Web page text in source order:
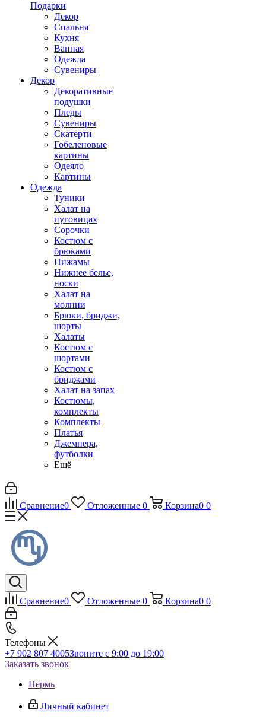
Подарки
Декор
Спальня
Кухня
Ванная
Одежда
Сувениры
Декор
Декоративные
подушки
Пледы
Сувениры
Скатерти
Гобеленовые
картины
Одеяло
Картины
Одежда
Туники
Халат на
пуговицах
Сорочки
Костюм с
брюками
Пижамы
Нижнее белье,
носки
Халат на
молнии
Брюки, бриджи,
шорты
Халаты
Костюм с
шортами
Костюм с
бриджами
Халат на запах
Костюмы,
комплекты
Комплекты
Платья
Джемпера,
футболки
Ещё
Сравнение0 Отложенные 0 Корзина0 0
Сравнение0 Отложенные 0 Корзина0 0
Телефоны
+7 902 807 4005Звоните с 9:00 до 19:00
Заказать звонок
Пермь
Личный кабинет